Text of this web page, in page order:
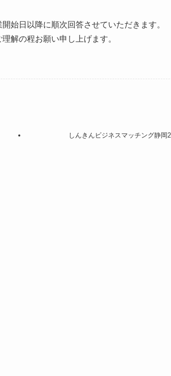
始日以降に順次回答させていただきます。
解の程お願い申し上げます。
しんきんビジネスマッチング静岡